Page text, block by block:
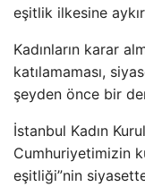
eşitlik ilkesine
Kadınların karar
katılamaması,
şeyden önce bir
İstanbul Kadın
Cumhuriyetimizin
eşitliği”nin